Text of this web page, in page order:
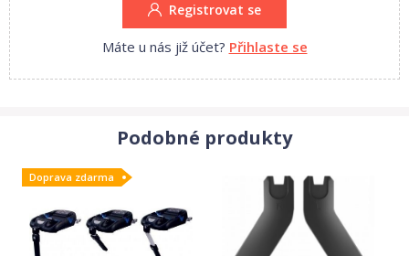
Registrovat se
Máte u nás již účet? Přihlaste se
Podobné produkty
Doprava zdarma